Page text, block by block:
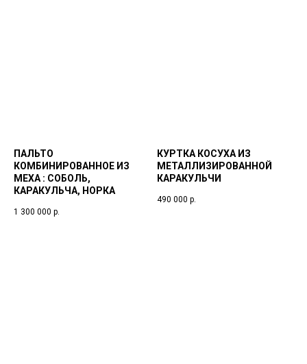
ПАЛЬТО
КОМБИНИРОВАННОЕ ИЗ
МЕХА : СОБОЛЬ,
КАРАКУЛЬЧА, НОРКА
1 300 000 р.
КУРТКА КОСУХА ИЗ
МЕТАЛЛИЗИРОВАННОЙ
КАРАКУЛЬЧИ
490 000 р.